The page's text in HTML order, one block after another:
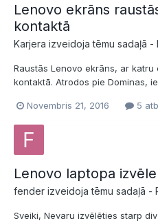
Lenovo ekrāns
kontaktā
Karjera izveidoja tēmu sadaļā -
Raustās Lenovo ekrāns, ar
kontaktā. Atrodos pie Dominas,
instruments un nevaru atļauties
Novembris 21, 2016 5
Lenovo laptopa izvēle
fender izveidoja tēmu sadaļā -
Sveiki, Nevaru izvēlēties starp